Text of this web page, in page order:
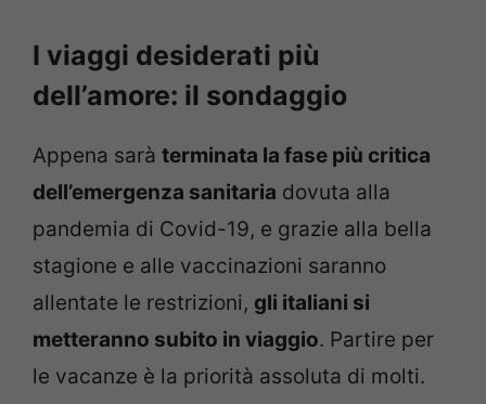
I viaggi desiderati più
dell’amore: il sondaggio
Appena sarà terminata la fase più critica
dell’emergenza sanitaria dovuta alla
pandemia di Covid-19, e grazie alla bella
stagione e alle vaccinazioni saranno
allentate le restrizioni, gli italiani si
metteranno subito in viaggio. Partire per
le vacanze è la priorità assoluta di molti.